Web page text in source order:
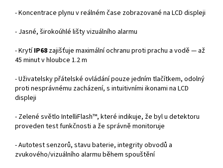
- Koncentrace plynu v reálném čase zobrazované na LCD displeji
- Jasné, širokoúhlé lišty vizuálního alarmu
- KrytíIP68 zajišťuje maximální ochranu proti prachu a vodě — až
45 minut v hloubce 1.2 m
- Uživatelsky přátelské ovládání pouze jedním tlačítkem, odolný
proti nesprávnému zacházení, s intuitivními ikonami na LCD
displeji
- Zelené světlo IntelliFlash™, které indikuje, že byl u detektoru
proveden test funkčnosti a že správně monitoruje
- Autotest senzorů, stavu baterie, integrity obvodů a
zvukového/vizuálního alarmu během spouštění